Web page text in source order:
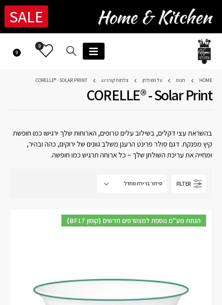
SALE
0
0
HOME חנות על השולחן צלחות קורנינג CORELLE® - SOLAR PRINT
CORELLE® - Solar Print
בהשראת עצי דקלים, בשילוב עלים טרופים, הארוחות שלך ירגישו כמו חופשת
קיץ מפנקת. דגם סולר פרינט הרענן משלב גוונים של ירוקים, כהה ובהיר,
ומחייה את עריכת השולחן שלך – כל ארוחה תרגיש כמו חופשה.
FILTER
{BF17 קופון} הנחת מע"מ נוספת למצטרפים חדשים